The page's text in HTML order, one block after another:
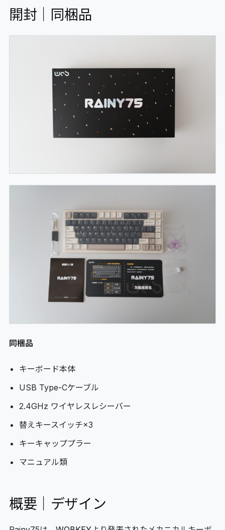
開封｜同梱品
同梱品
キーボード本体
USB Type-Cケーブル
2.4GHz ワイヤレスレシーバー
替えキースイッチ×3
キーキャッププラー
マニュアル類
概要｜デザイン